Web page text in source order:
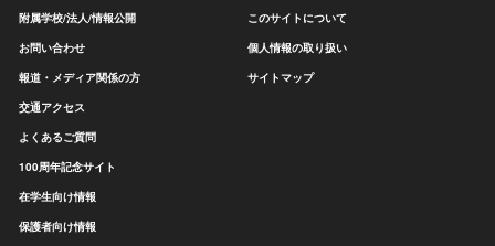
附属学校/法人/情報公開
お問い合わせ
報道・メディア関係の方
交通アクセス
よくあるご質問
100周年記念サイト
在学生向け情報
保護者向け情報
このサイトについて
個人情報の取り扱い
サイトマップ